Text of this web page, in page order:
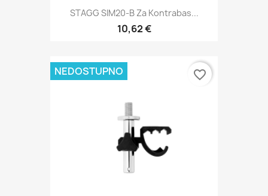
STAGG SIM20-B Za Kontrabas...
10,62 €
NEDOSTUPNO favorite_border